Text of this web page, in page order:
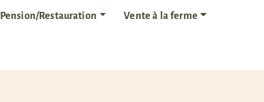
Pension/Restauration Vente à la ferme